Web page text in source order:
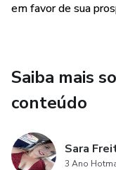
em favor de sua
Saiba mais
conteúdo
Sara
3 Ano